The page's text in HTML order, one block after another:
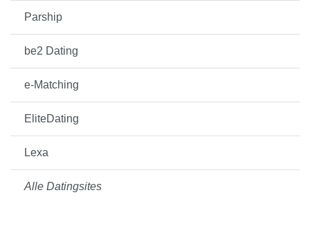
Parship
be2 Dating
e-Matching
EliteDating
Lexa
Alle Datingsites